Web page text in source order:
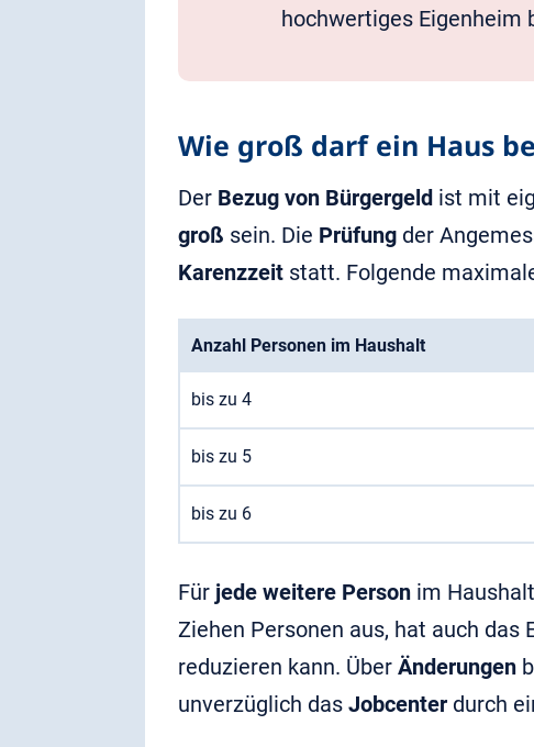
hochwertiges Eigenheim
Wie groß darf ein Haus
Der Bezug von Bürgergeld ist mit
groß sein. Die Prüfung der
Karenzzeit statt. Folgende
Anzahl Personen im Haushalt
bis zu 4
bis zu 5
bis zu 6
Für jede weitere Person im
Ziehen Personen aus, hat auch
reduzieren kann. Über Änderungen
unverzüglich das Jobcenter durch